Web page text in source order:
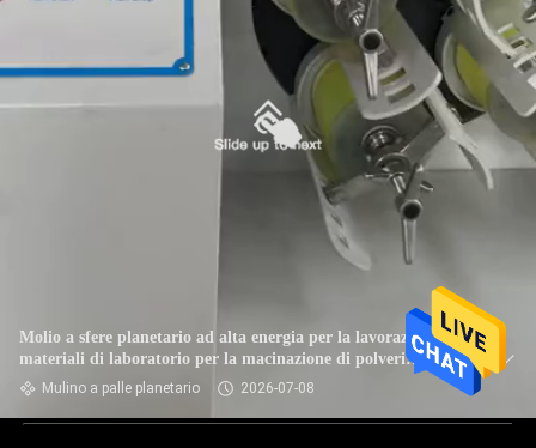
Molio a sfere planetario ad alta energia per la lavorazione di
materiali di laboratorio per la macinazione di polveri
ultrafine
Mulino a palle planetario 2026-07-08